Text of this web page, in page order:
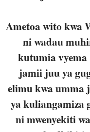
Ametoa wito kwa
ni wadau
kutumia
jamii juu ya
elimu kwa umma
ya kuliangamiza
ni mwenyekiti